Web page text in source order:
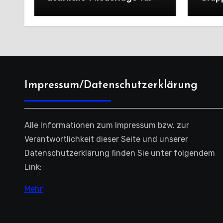
Impressum/Datenschutzerklärung
Alle Informationen zum Impressum bzw. zur
Verantwortlichkeit dieser Seite und unserer
Datenschutzerklärung finden Sie unter folgendem
Link:
Mehr